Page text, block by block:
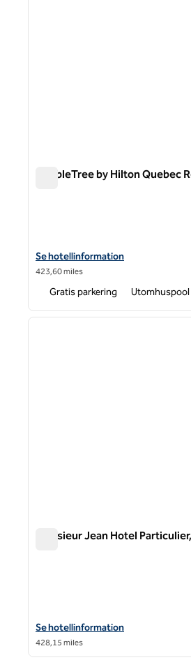
DoubleTree by Hilton Quebec
Visa hotelluppgifter för DoubleTree
Se hotellinformation
423,60 miles
Gratis parkering Utomhuspool
1 av 9
Monsieur Jean Hotel
Visa hotelluppgifter för Monsieur
Se hotellinformation
428,15 miles